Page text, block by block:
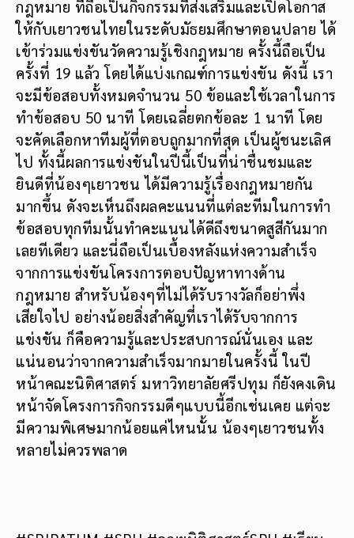
กฎหมาย ที่ถือเป็นกิจกรรมที่ส่งเสริมและเปิดโอกาส
ให้กับเยาวชนไทยในระดับมัธยมศึกษาตอนปลาย ได้
เข้าร่วมแข่งขันวัดความรู้เชิงกฎหมาย ครั้งนี้ถือเป็น
ครั้งที่ 19 แล้ว โดยได้แบ่งเกณฑ์การแข่งขัน ดังนี้ เรา
จะมีข้อสอบทั้งหมดจำนวน 50 ข้อและใช้เวลาในการ
ทำข้อสอบ 50 นาที โดยเฉลี่ยตกข้อละ 1 นาที โดย
จะคัดเลือกหาทีมผู้ที่ตอบถูกมากที่สุด เป็นผู้ชนะเลิศ
ไป ทั้งนี้ผลการแข่งขันในปีนี้เป็นที่น่าชื่นชมและ
ยินดีที่น้องๆเยาวชน ได้มีความรู้เรื่องกฎหมายกัน
มากขึ้น ดังจะเห็นถึงผลคะแนนที่แต่ละทีมในการทำ
ข้อสอบทุกทีมนั้นทำคะแนนได้ดีถึงขนาดสูสีกันมาก
เลยทีเดียว และนี่ถือเป็นเบื้องหลังแห่งความสำเร็จ
จากการแข่งขันโครงการตอบปัญหาทางด้าน
กฎหมาย สำหรับน้องๆที่ไม่ได้รับรางวัลก็อย่าพึ่ง
เสียใจไป อย่างน้อยสิ่งสำคัญที่เราได้รับจากการ
แข่งขัน ก็คือความรู้และประสบการณ์นั่นเอง และ
แน่นอนว่าจากความสำเร็จมากมายในครั้งนี้ ในปี
หน้าคณะนิติศาสตร์ มหาวิทยาลัยศรีปทุม ก็ยังคงเดิน
หน้าจัดโครงการกิจกรรมดีๆแบบนี้อีกเช่นเคย แต่จะ
มีความพิเศษมากน้อยแค่ไหนนั้น น้องๆเยาวชนทั้ง
หลายไม่ควรพลาด